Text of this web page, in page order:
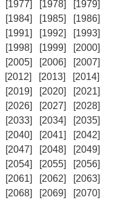
[1977] [1978]
[1979]
[1984] [1985]
[1986]
[1991] [1992]
[1993]
[1998] [1999]
[2000]
[2005] [2006]
[2007]
[2012] [2013]
[2014]
[2019] [2020]
[2021]
[2026] [2027]
[2028]
[2033] [2034]
[2035]
[2040] [2041]
[2042]
[2047] [2048]
[2049]
[2054] [2055]
[2056]
[2061] [2062]
[2063]
[2068] [2069]
[2070]